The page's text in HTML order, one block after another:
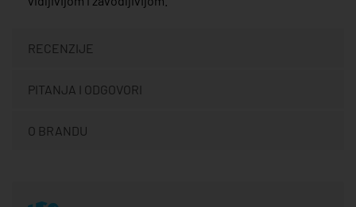
RECENZIJE
PITANJA I ODGOVORI
O BRANDU